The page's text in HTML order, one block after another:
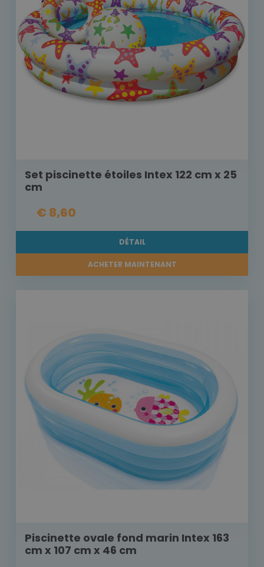
Set piscinette étoiles Intex 122 cm x 25
cm
€ 8,60
DÉTAIL
ACHETER MAINTENANT
Piscinette ovale fond marin Intex 163
cm x 107 cm x 46 cm